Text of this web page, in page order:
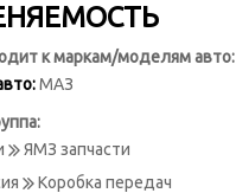
к маркам/моделям авто:
МАЗ
ЯМЗ запчасти
Коробка передач